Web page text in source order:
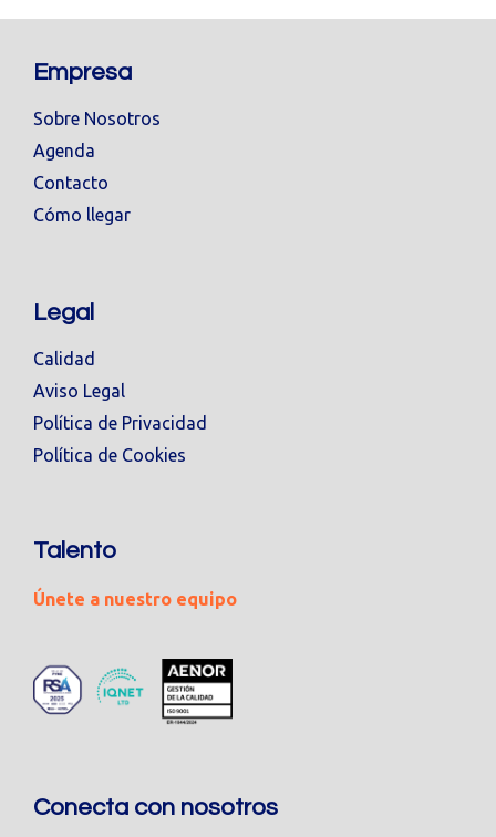
Empresa
Sobre Nosotros
Agenda
Contacto
Cómo llegar
Legal
Calidad
Aviso Legal
Política de Privacidad
Política de Cookies
Talento
Únete a nuestro equipo
Conecta con nosotros